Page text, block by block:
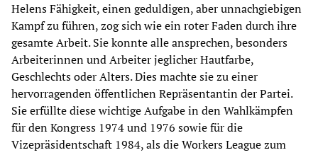
Helens Fähigkeit, einen geduldigen, aber unnachgiebigen
Kampf zu führen, zog sich wie ein roter Faden durch ihre
gesamte Arbeit. Sie konnte alle ansprechen, besonders
Arbeiterinnen und Arbeiter jeglicher Hautfarbe,
Geschlechts oder Alters. Dies machte sie zu einer
hervorragenden öffentlichen Repräsentantin der Partei.
Sie erfüllte diese wichtige Aufgabe in den Wahlkämpfen
für den Kongress 1974 und 1976 sowie für die
Vizepräsidentschaft 1984, als die Workers League zum